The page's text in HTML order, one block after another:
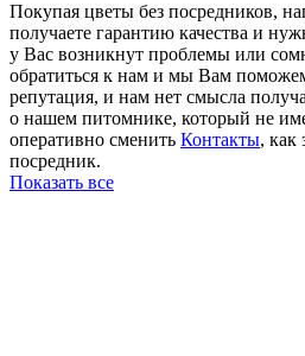
Покупая цветы без посредников,
получаете гарантию качества и
у Вас возникнут проблемы или
обратиться к нам и мы Вам
репутация, и нам нет смысла
о нашем питомнике, который не
оперативно сменить Контакты, как
посредник.
Показать все